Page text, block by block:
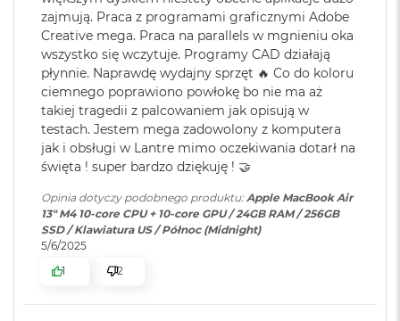
y
M
a
c
B
o
o
k
A
i
Z
ł
o
t
Kolory
Możliwość wyświetlania miliarda kolorów
Szeroka gama kolorów (P3)
Technologia True Tone
Chip
Apple M4
rdzeniami energooszczędnymii
Kamera
internetowa
:
Kamera 12MP Center Stage z
obsługą funkcji Widok blatu
Bateria Litowo-polimerowa
Pojemność baterii: 53,8 Wh
Szacunkowy czas
pracy na baterii:
do 18h
zajmują. Praca z programami graficznymi Adobe
Creative mega. Praca na parallels w mgnieniu oka
wszystko się wczytuje. Programy CAD działają
płynnie. Naprawdę wydajny sprzęt 🔥 Co do koloru
ciemnego poprawiono powłokę bo nie ma aż
takiej tragedii z palcowaniem jak opisują w
testach. Jestem mega zadowolony z komputera
jak i obsługi w Lantre mimo oczekiwania dotarł na
święta ! super bardzo dziękuję ! 🤝
Opinia dotyczy podobnego produktu:Apple MacBook Air
13" M4 10-core CPU + 10-core GPU / 24GB RAM / 256GB
SSD / Klawiatura US / Północ (Midnight)
5/6/2025
1
2